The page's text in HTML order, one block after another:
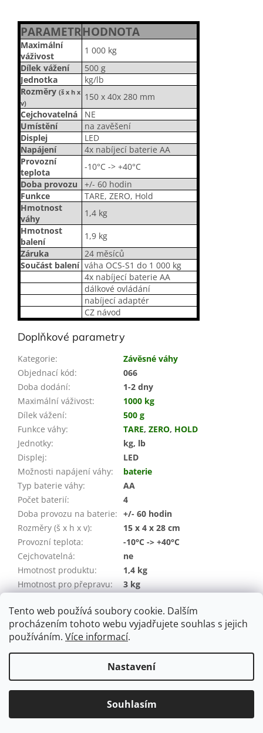
Tento web používá soubory cookie. Dalším
procházením tohoto webu vyjadřujete souhlas s jejich
používáním. Více informací.
Nastavení
Souhlasím
PARAMETRHODNOTA
Maximální
váživost
1 000 kg
Dílek vážení
500 g
Jednotka
kg/lb
Rozměry (š x h x
v)
150 x 40x 280 mm
Cejchovatelná
NE
Umístění
na zavěšení
Displej
LED
Napájení
4x nabíjecí baterie AA
Provozní
teplota
-10°C -> +40°C
Doba provozu
+/- 60 hodin
Funkce
TARE, ZERO, Hold
Hmotnost
váhy
1,4 kg
Hmotnost
balení
1,9 kg
Záruka
24 měsíců
Součást balení váha OCS-S1 do 1 000 kg
4x nabíjecí baterie AA
dálkové ovládání
nabíjecí adaptér
CZ návod
Doplňkové parametry
Kategorie:
Závěsné váhy
Objednací kód:
066
Doba dodání:
1-2 dny
Maximální váživost:
1000 kg
Dílek vážení:
500 g
Funkce váhy: TARE, ZERO, HOLD
Jednotky:
kg, lb
Displej:
LED
Možnosti napájení váhy:
baterie
Typ baterie váhy:
AA
Počet baterií:
4
Doba provozu na baterie: +/- 60 hodin
Rozměry (š x h x v):
15 x 4 x 28 cm
Provozní teplota:
-10°C -> +40°C
Cejchovatelná:
ne
Hmotnost produktu:
1,4 kg
Hmotnost pro přepravu:
3 kg
EAN
08594219560506
Vytvořil Shoptet
ST Shop. Všechna práva vyhrazena.